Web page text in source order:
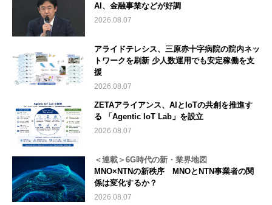
AI、金融事業などが好調
2026.08.07
アライドテレシス、三原赤十字病院の院内ネッ
トワークを刷新 少人数運用でも安定稼働を支
援
2026.08.07
ZETAアライアンス、AIとIoTの共創を推進す
る 「Agentic IoT Lab」を設立
2026.08.07
＜連載＞6G時代の新・業界地図
MNO×NTNの新秩序 MNOとNTN事業者の関
係は変化するか？
2026.08.07